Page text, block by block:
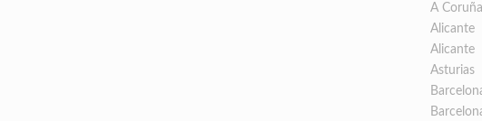
A Coruña
Alicante
Alicante
Asturias